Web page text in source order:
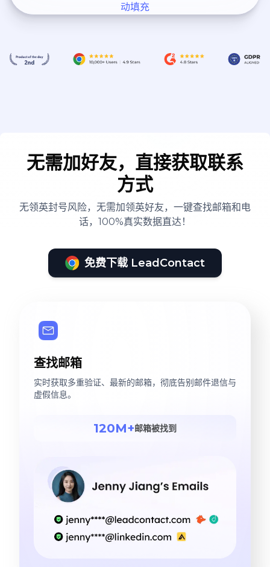
动填充
无需加好友，直接获取联系
方式
无领英封号风险，无需加领英好友，一键查找邮箱和电
话，100%真实数据直达！
免费下载 LeadContact
查找邮箱
实时获取多重验证、最新的邮箱，彻底告别邮件退信与
虚假信息。
120M+邮箱被找到